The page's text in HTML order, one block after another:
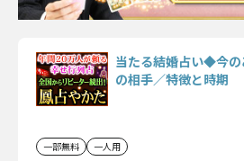
当たる結婚占い◆今
の相手／特徴と時期
一部無料 一人用